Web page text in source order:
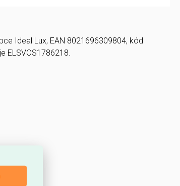
Ideal Lux, EAN 8021696309804, kód
ELSVOS1786218.